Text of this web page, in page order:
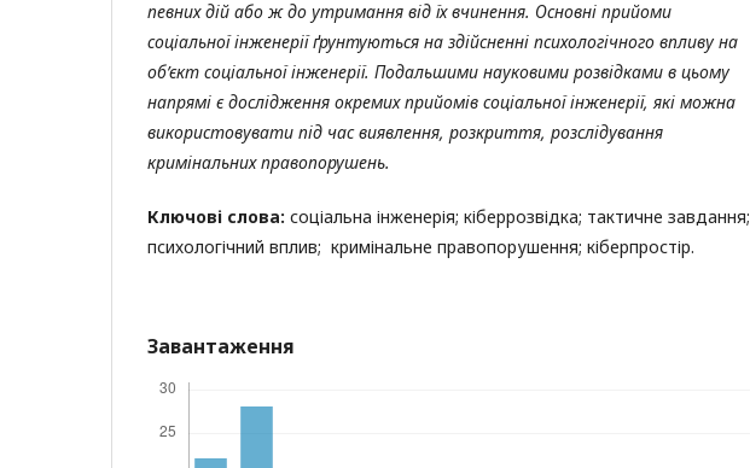
певних дій або ж до утримання від їх вчинення. Основні прийоми
соціальної інженерії ґрунтуються на здійсненні психологічного впливу на
об’єкт соціальної інженерії. Подальшими науковими розвідками в цьому
напрямі є дослідження окремих прийомів соціальної інженерії, які можна
використовувати під час виявлення, розкриття, розслідування
кримінальних правопорушень.
Ключові слова: соціальна інженерія; кіберрозвідка; тактичне завдання;
психологічний вплив; кримінальне правопорушення; кіберпростір.
Завантаження